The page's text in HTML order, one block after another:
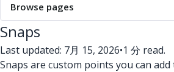
Browse pages
Snaps
Last updated: 7月 15, 2026•1 分 read.
Snaps are custom points you can